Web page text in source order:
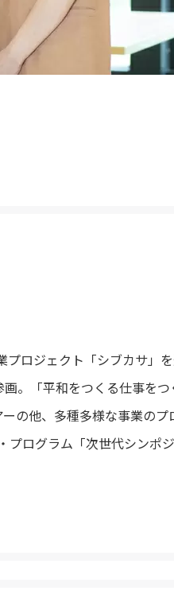
ロジェクト「シブカサ」
。「平和をつくる仕事を
の他、多種多様な事業のプ
プログラム「次世代シンポ